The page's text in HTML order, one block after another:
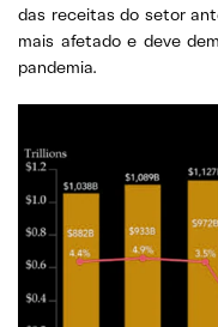
das receitas do setor
mais afetado e deve
pandemia.